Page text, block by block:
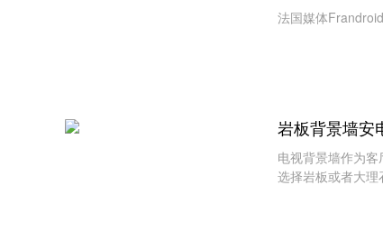
法国媒体
岩板背景墙安
电视背景墙作为
选择岩板或者大理